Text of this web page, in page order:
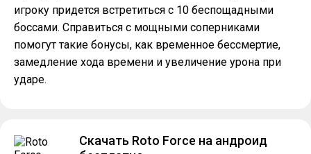
игроку придется встретиться с 10 беспощадными
боссами. Справиться с мощными соперниками
помогут такие бонусы, как временное бессмертие,
замедление хода времени и увеличение урона при
ударе.
Скачать Roto Force на андроид